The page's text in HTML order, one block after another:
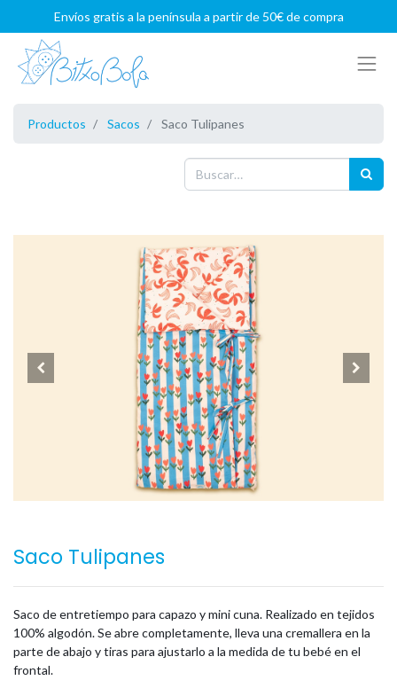
Envíos gratis a la península a partir de 50€ de compra
Productos Sacos Saco Tulipanes
Saco Tulipanes
Saco de entretiempo para capazo y mini cuna. Realizado en tejidos
100% algodón. Se abre completamente, lleva una cremallera en la
parte de abajo y tiras para ajustarlo a la medida de tu bebé en el
frontal.